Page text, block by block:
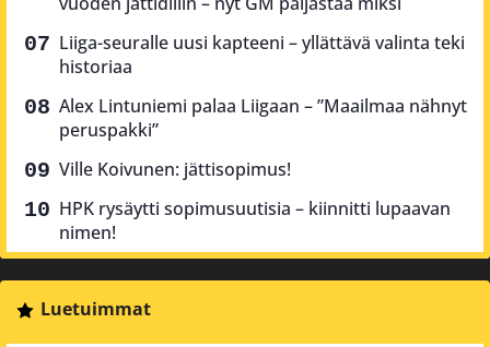
Liiga-seuralle uusi kapteeni – yllättävä valinta teki
historiaa
Alex Lintuniemi palaa Liigaan – ”Maailmaa nähnyt
peruspakki”
Ville Koivunen: jättisopimus!
HPK rysäytti sopimusuutisia – kiinnitti lupaavan
nimen!
Luetuimmat